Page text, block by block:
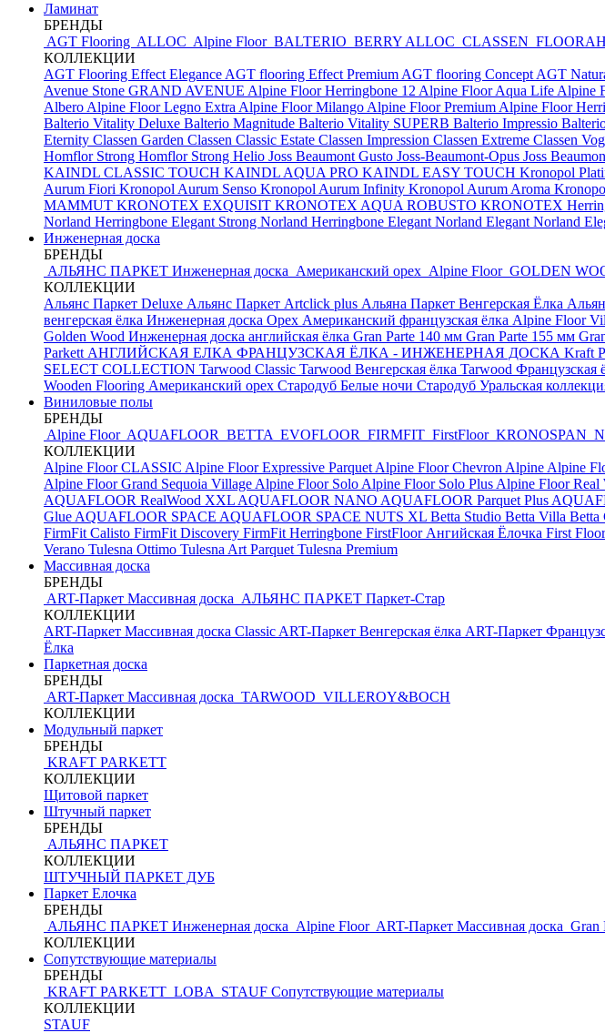
Ламинат
БРЕНДЫ
AGT Flooring ALLOC Alpine Floor BALTERIO BERRY ALLOC CLASSEN
КОЛЛЕКЦИИ
AGT Flooring Effect Elegance AGT flooring Effect Premium AGT flooring Concept AGT
Avenue Stone GRAND AVENUE Alpine Floor Herringbone 12 Alpine Floor Aqua Life Alpine
Albero Alpine Floor Legno Extra Alpine Floor Milango Alpine Floor Premium Alpine Floor
Balterio Vitality Deluxe Balterio Magnitude Balterio Vitality SUPERB Balterio Impressio
Eternity Classen Garden Classen Classic Estate Classen Impression Classen Extreme Classen
Homflor Strong Homflor Strong Helio Joss Beaumont Gusto Joss-Beaumont-Opus Joss
KAINDL CLASSIC TOUCH KAINDL AQUA PRO KAINDL EASY TOUCH Kronopol
Aurum Fiori Kronopol Aurum Senso Kronopol Aurum Infinity Kronopol Aurum Aroma
MAMMUT KRONOTEX EXQUISIT KRONOTEX AQUA ROBUSTO KRONOTEX
Norland Herringbone Elegant Strong Norland Herringbone Elegant Norland Elegant Norland
Инженерная доска
БРЕНДЫ
АЛЬЯНС ПАРКЕТ Инженерная доска Американский орех Alpine Floor GOLDEN
КОЛЛЕКЦИИ
Альянс Паркет Deluxe Альянс Паркет Artclick plus Альяна Паркет Венгерская Ёлка
венгерская ёлка Инженерная доска Орех Американский французская ёлка Alpine Floor
Golden Wood Инженерная доска английская ёлка Gran Parte 140 мм Gran Parte 155 мм
Parkett АНГЛИЙСКАЯ ЕЛКА ФРАНЦУЗСКАЯ ЁЛКА - ИНЖЕНЕРНАЯ ДОСКА Kraft
SELECT COLLECTION Tarwood Classic Tarwood Венгерская ёлка Tarwood Французская
Wooden Flooring Американский орех Стародуб Белые ночи Стародуб Уральская
Виниловые полы
БРЕНДЫ
Alpine Floor AQUAFLOOR BETTA EVOFLOOR FIRMFIT FirstFloor KRONOSPAN
КОЛЛЕКЦИИ
Alpine Floor CLASSIC Alpine Floor Expressive Parquet Alpine Floor Chevron Alpine Alpine
Alpine Floor Grand Sequoia Village Alpine Floor Solo Alpine Floor Solo Plus Alpine Floor Real
AQUAFLOOR RealWood XXL AQUAFLOOR NANO AQUAFLOOR Parquet Plus
Glue AQUAFLOOR SPACE AQUAFLOOR SPACE NUTS XL Betta Studio Betta Villa Betta
FirmFit Calisto FirmFit Discovery FirmFit Herringbone FirstFloor Ангийская Ёлочка First
Verano Tulesna Ottimo Tulesna Art Parquet Tulesna Premium
Массивная доска
БРЕНДЫ
ART-Паркет Массивная доска АЛЬЯНС ПАРКЕТ Паркет-Стар
КОЛЛЕКЦИИ
ART-Паркет Массивная доска Classic ART-Паркет Венгерская ёлка ART-Паркет
Ёлка
Паркетная доска
БРЕНДЫ
ART-Паркет Массивная доска TARWOOD VILLEROY&BOCH
КОЛЛЕКЦИИ
Модульный паркет
БРЕНДЫ
KRAFT PARKETT
КОЛЛЕКЦИИ
Щитовой паркет
Штучный паркет
БРЕНДЫ
АЛЬЯНС ПАРКЕТ
КОЛЛЕКЦИИ
ШТУЧНЫЙ ПАРКЕТ ДУБ
Паркет Елочка
БРЕНДЫ
АЛЬЯНС ПАРКЕТ Инженерная доска Alpine Floor ART-Паркет Массивная доска Gran
КОЛЛЕКЦИИ
Сопутствующие материалы
БРЕНДЫ
KRAFT PARKETT LOBA STAUF Сопутствующие материалы
КОЛЛЕКЦИИ
STAUF